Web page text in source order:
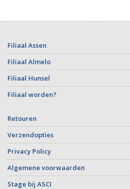
Filiaal Assen
Filiaal Almelo
Filiaal Hunsel
Filiaal worden?
Retouren
Verzendopties
Privacy Policy
Algemene voorwaarden
Stage bij ASCI